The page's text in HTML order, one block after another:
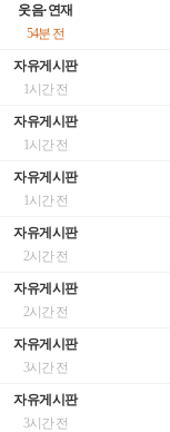
웃음·연재
54분 전
자유게시판
1시간 전
자유게시판
1시간 전
자유게시판
1시간 전
자유게시판
2시간 전
자유게시판
2시간 전
자유게시판
3시간 전
자유게시판
3시간 전